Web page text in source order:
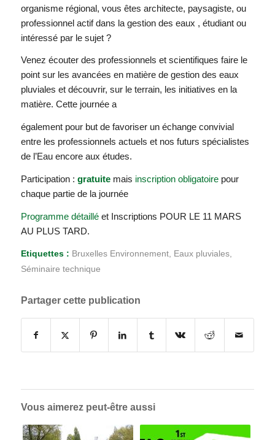
organisme régional, vous êtes architecte, paysagiste, ou
professionnel actif dans la gestion des eaux , étudiant ou
intéressé par le sujet ?
Venez écouter des professionnels et scientifiques faire le
point sur les avancées en matière de gestion des eaux
pluviales et découvrir, sur le terrain, les initiatives en la
matière. Cette journée a
également pour but de favoriser un échange convivial
entre les professionnels actuels et nos futurs spécialistes
de l’Eau encore aux études.
Participation : gratuitemais inscription obligatoirepour
chaque partie de la journée
Programme détailléet Inscriptions POUR LE 11 MARS
AU PLUS TARD.
Etiquettes : Bruxelles Environnement, Eaux pluviales,
Séminaire technique
Partager cette publication
Vous aimerez peut-être aussi